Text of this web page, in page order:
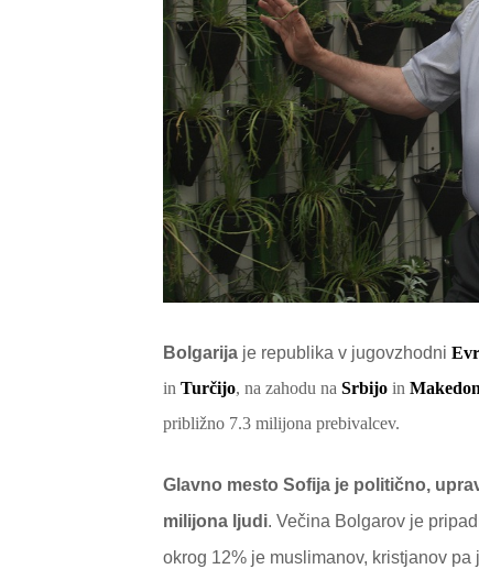
Bolgarija je republika v jugovzhodni
in Turčijo, na zahodu na Srbijo in
približno 7.3 milijona prebivalcev.
Glavno mesto Sofija je politično,
milijona ljudi. Večina Bolgarov je
okrog 12% je muslimanov, kristjanov pa